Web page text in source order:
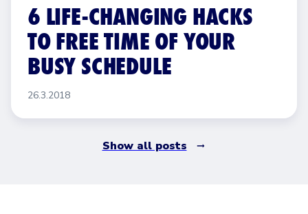
6 LIFE-CHANGING HACKS
TO FREE TIME OF YOUR
BUSY SCHEDULE
26.3.2018
Show all posts